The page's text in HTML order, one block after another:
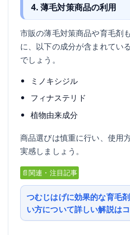
4. 薄毛対策商品の利用
市販の薄毛対策商品や育毛剤
に、以下の成分が含まれてい
でしょう。
ミノキシジル
フィナステリド
植物由来成分
商品選びは慎重に行い、使用
実感しましょう。
📄関連・注目記事
つむじはげに効果的な育毛
い方について詳しい解説は